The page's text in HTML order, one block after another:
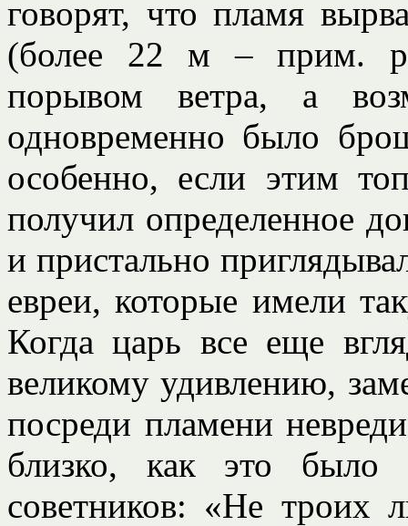
говорят, что пламя
(более 22 м – прим.
порывом ветра, а
одновременно было
особенно, если этим
получил определенное
и пристально
евреи, которые имели
Когда царь все еще
великому удивлению,
посреди пламени
близко, как это было
советников: «Не